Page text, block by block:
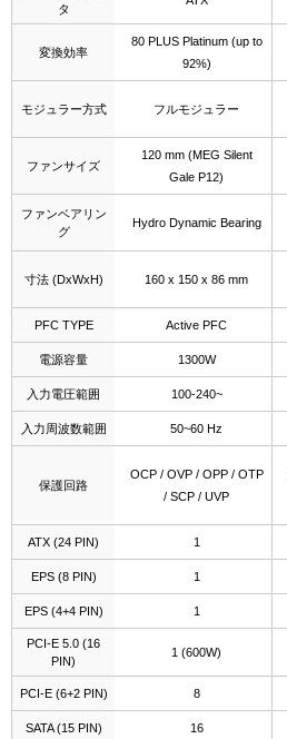
タ
変換効率
80 PLUS Platinum (up to
92%)
モジュラー方式 フルモジュラー
ファンサイズ
120 mm (MEG Silent
Gale P12)
ファンベアリン
グ
Hydro Dynamic Bearing
寸法 (DxWxH) 160 x 150 x 86 mm
PFC TYPE Active PFC
電源容量 1300W
入力電圧範囲 100-240~
入力周波数範囲 50~60 Hz
保護回路
OCP / OVP / OPP / OTP
/ SCP / UVP
ATX (24 PIN) 1
EPS (8 PIN) 1
EPS (4+4 PIN) 1
PCI-E 5.0 (16
PIN)
1 (600W)
PCI-E (6+2 PIN) 8
SATA (15 PIN) 16